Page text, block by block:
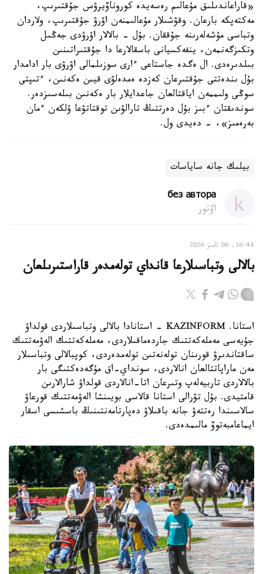
«قاراعاندىلىق مۇعالىم رەسەيدە كوروناۆيرۋس جۇقتىرىپ،
مەكتەپكە بارعان. وقۋشىلار مۇعالىمنەن اۋرۋ جۇقتىرىپ، ولاردان
وتباسى مۇشەلەرىنە جۇققان. بۇل - بالالار اۋرۋدى جەڭىل
وتكىزگەنمەن، ينفەكسيانى باسقالارعا دا جۇقتىراتىنىن
بىلدىرەدى. ال ەگدە جاستاعى ءارى سوزىلمالى اۋرۋى بار ادامدار
بۇل ىندەتتى جۇقتىرعان كەزدە ەمدەلۋى قيىن ەكەنىن، ءتىپتى
سوڭى ولىممەن اياقتالعان جاعدايلار بار ەكەنىن بىلەسىزدەر.
سوندىقتان ءبىز بۇل دەرتتىڭ تارالۋىن توقتاتۋعا ۇلكەن ءمان
بەرەمىز»، - دەيدى ول.
بيلىك جانە ساياسات
без автора
اۆتور
16:44, 06 تامىز 2026
بالالى وتباسىلارعا قانداي تولەمدەر قاراستىرىلعان
استانا. KAZINFORM - استانادا بالالى وتباسىلاردى قولداۋ
جۇيەسى مەملەكەتتىك جاردەماقىلاردى، مەملەكەتتىك الەۋمەتتىك
ساقتاندىرۋ قورىنان تولەنەتىن تولەمدەردى، كوپبالالى وتباسىلار
مەن ماراپاتتالعان انالاردى، سونداي-اق مۇگەدەكتىگى بار
بالالاردى تاربيەلەپ وتىرعان اتا-انالاردى قولداۋ شارالارىن
قامتيدى. بۇل تۋرالى استانا قالاسى بويىنشا الەۋمەتتىك قورعاۋ
سالاسىندا رەتتەۋ جانە باقىلاۋ دەپارتامەنتىنىڭ باسشىسى اسقار
ايماعامبەتوۆ مالىمدەدى.